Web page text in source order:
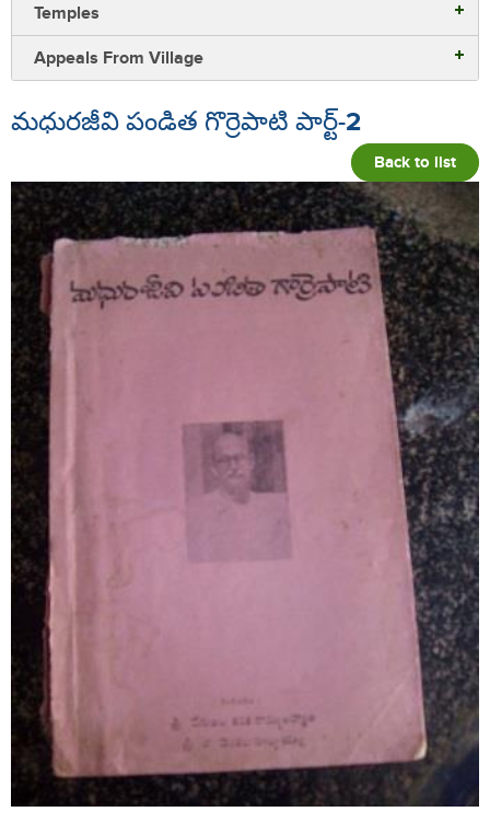
Temples
Appeals From Village
మధురజీవి పండిత గొర్రెపాటి పార్ట్-2
Back to list